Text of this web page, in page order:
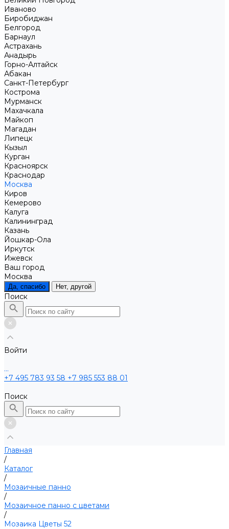
Иваново
Биробиджан
Белгород
Барнаул
Астрахань
Анадырь
Горно-Алтайск
Абакан
Санкт-Петербург
Кострома
Мурманск
Махачкала
Майкоп
Магадан
Липецк
Кызыл
Курган
Красноярск
Краснодар
Москва
Киров
Кемерово
Калуга
Калининград
Казань
Йошкар-Ола
Иркутск
Ижевск
Ваш город
Москва
Да, спасибо Нет, другой
Поиск
Войти
...
+7 495 783 93 58 +7 985 553 88 01
Поиск
Главная
/
Каталог
/
Мозаичные панно
/
Мозаичное панно с цветами
/
Мозаика Цветы 52